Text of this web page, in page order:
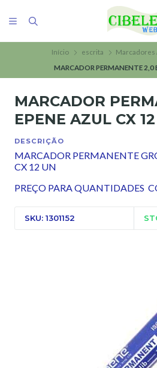
Início escrita
Marcadores
MARCADOR PERMANENTE 2,0
MARCADOR
EPENE AZUL CX 12
DESCRIÇÃO
MARCADOR PERMANENTE
CX 12 UN
PREÇO PARA QUANTIDADES
SKU: 1301152